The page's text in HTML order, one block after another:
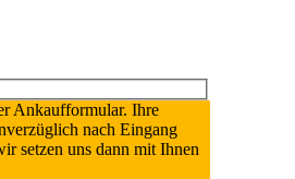
Ankaufformular. Ihre
nach Eingang
setzen uns dann mit Ihnen